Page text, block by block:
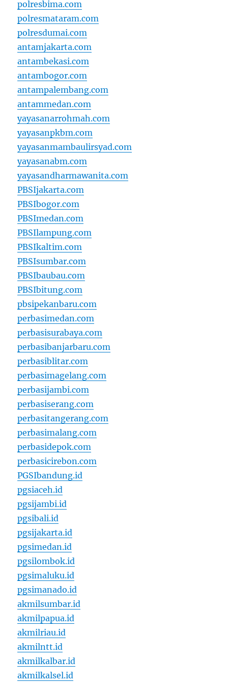
polresbima.com
polresmataram.com
polresdumai.com
antamjakarta.com
antambekasi.com
antambogor.com
antampalembang.com
antammedan.com
yayasanarrohmah.com
yayasanpkbm.com
yayasanmambaulirsyad.com
yayasanabm.com
yayasandharmawanita.com
PBSIjakarta.com
PBSIbogor.com
PBSImedan.com
PBSIlampung.com
PBSIkaltim.com
PBSIsumbar.com
PBSIbaubau.com
PBSIbitung.com
pbsipekanbaru.com
perbasimedan.com
perbasisurabaya.com
perbasibanjarbaru.com
perbasiblitar.com
perbasimagelang.com
perbasijambi.com
perbasiserang.com
perbasitangerang.com
perbasimalang.com
perbasidepok.com
perbasicirebon.com
PGSIbandung.id
pgsiaceh.id
pgsijambi.id
pgsibali.id
pgsijakarta.id
pgsimedan.id
pgsilombok.id
pgsimaluku.id
pgsimanado.id
akmilsumbar.id
akmilpapua.id
akmilriau.id
akmilntt.id
akmilkalbar.id
akmilkalsel.id